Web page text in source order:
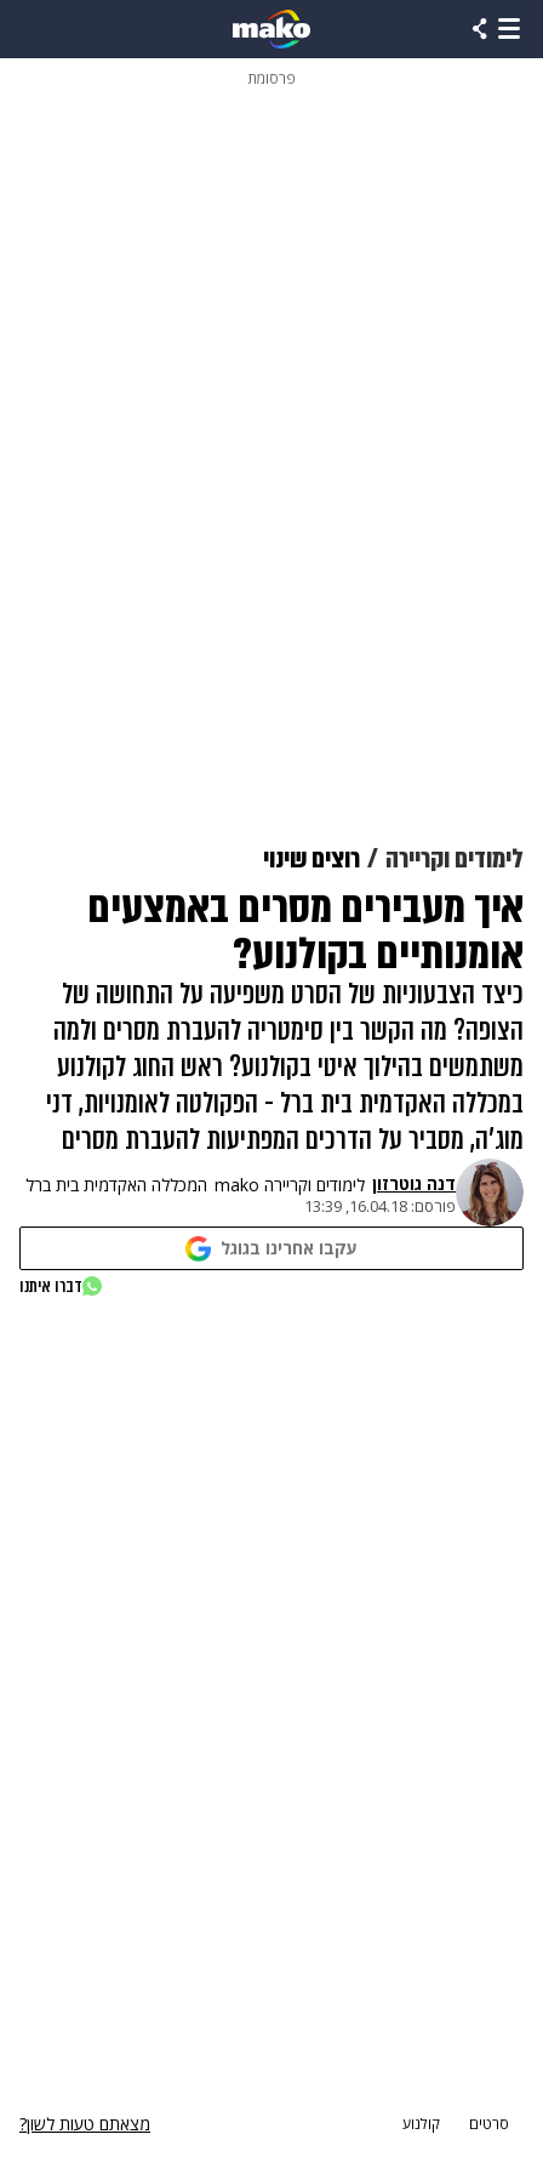
פרסומת
לימודים וקריירה רוצים שינוי
איך מעבירים מסרים באמצעים
אומנותיים בקולנוע?
כיצד הצבעוניות של הסרט משפיעה על התחושה של
הצופה? מה הקשר בין סימטריה להעברת מסרים ולמה
משתמשים בהילוך איטי בקולנוע? ראש החוג לקולנוע
במכללה האקדמית בית ברל - הפקולטה לאומנויות, דני
מוג'ה, מסביר על הדרכים המפתיעות להעברת מסרים
דנה גוטרזון לימודים וקריירה mako המכללה האקדמית בית ברל
פורסם: 16.04.18, 13:39
עקבו אחרינו בגוגל
דברו איתנו
סרטים קולנוע מצאתם טעות לשון?